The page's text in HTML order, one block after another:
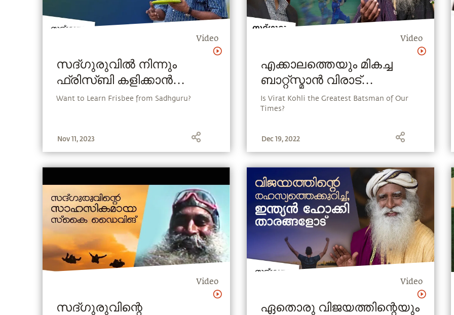
Video
സദ്ഗുരുവിൽ നിന്നും
ഫ്രിസ്‌ബി കളിക്കാൻ
പഠിക്കണോ ?
Want to Learn Frisbee from Sadhguru?
Nov 11, 2023
Video
സദ്ഗുരുവിന്റെ
Video
എക്കാലത്തെയും മികച്ച
ബാറ്റ്സ്മാൻ വിരാട്
കോഹ്‌ലിയോ?
Is Virat Kohli the Greatest Batsman of Our
Times?
Dec 19, 2022
Video
ഏതൊരു വിജയത്തിന്റെയും